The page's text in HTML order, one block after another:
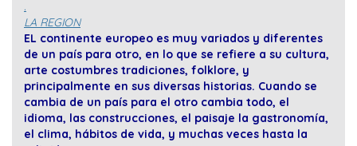
.
LA REGION
EL continente europeo es muy variados y diferentes
de un país para otro, en lo que se refiere a su cultura,
arte costumbres tradiciones, folklore, y
principalmente en sus diversas historias. Cuando se
cambia de un país para el otro cambia todo, el
idioma, las construcciones, el paisaje la gastronomía,
el clima, hábitos de vida, y muchas veces hasta la